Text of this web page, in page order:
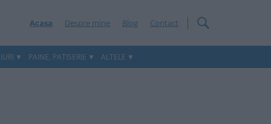
Acasa Despre mine Blog Contact
PAINE, PATISERIE ALTELE